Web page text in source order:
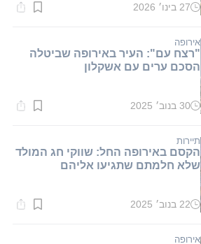
זמן
דקות.
27 בינו׳ 2026
אירופה
"רצח עם": העיר באירופה שביטלה
הסכם ערים עם אשקלון
זמן
דקות.
30 בנוב׳ 2025
תיירות
הקסם באירופה החל: שווקי חג המולד
שלא חלמתם שתגיעו אליהם
זמן
דקות.
22 בנוב׳ 2025
אירופה